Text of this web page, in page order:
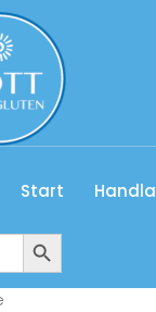
Start Handla
Sökknapp